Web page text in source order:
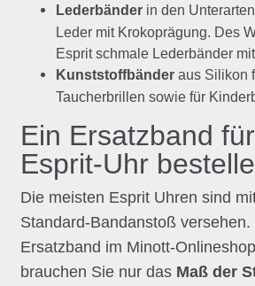
Lederbänder in den
Leder mit Krokoprägung. Des
Esprit schmale Lederbänder
Kunststoffbänder aus Silikon
Taucherbrillen sowie für
Ein Ersatzband
Esprit-Uhr
Die meisten Esprit Uhren sind
Standard-Bandanstoß versehen.
Ersatzband im Minott-
brauchen Sie nur das Maß der